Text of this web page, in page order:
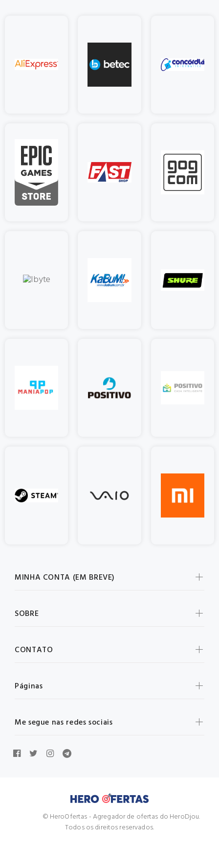
Me segue nas redes sociais
MINHA CONTA (EM BREVE)
SOBRE
CONTATO
Páginas
© HeroOfertas - Agregador de ofertas do HeroDjou.
Todos os direitos reservados.